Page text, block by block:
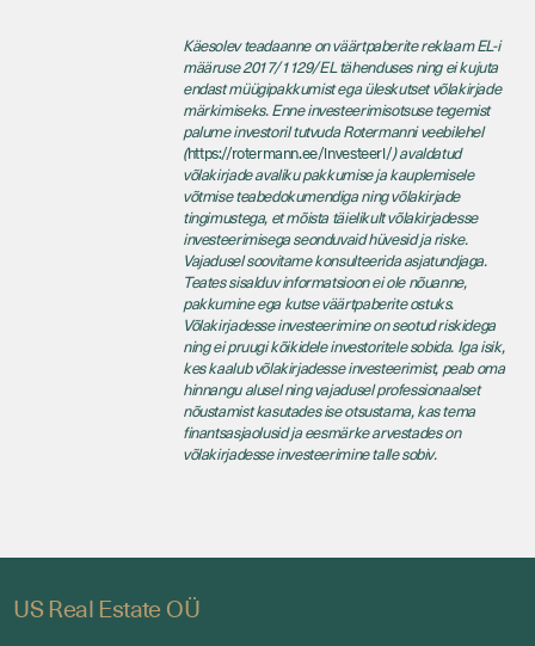
Käesolev teadaanne on väärtpaberite reklaam EL-i
määruse 2017/1129/EL tähenduses ning ei kujuta
endast müügipakkumist ega üleskutset võlakirjade
märkimiseks. Enne investeerimisotsuse tegemist
palume investoril tutvuda Rotermanni veebilehel
(https://rotermann.ee/investeeri/) avaldatud
võlakirjade avaliku pakkumise ja kauplemisele
võtmise teabedokumendiga ning võlakirjade
tingimustega, et mõista täielikult võlakirjadesse
investeerimisega seonduvaid hüvesid ja riske.
Vajadusel soovitame konsulteerida asjatundjaga.
Teates sisalduv informatsioon ei ole nõuanne,
pakkumine ega kutse väärtpaberite ostuks.
Võlakirjadesse investeerimine on seotud riskidega
ning ei pruugi kõikidele investoritele sobida. Iga isik,
kes kaalub võlakirjadesse investeerimist, peab oma
hinnangu alusel ning vajadusel professionaalset
nõustamist kasutades ise otsustama, kas tema
finantsasjaolusid ja eesmärke arvestades on
võlakirjadesse investeerimine talle sobiv.
US Real Estate OÜ